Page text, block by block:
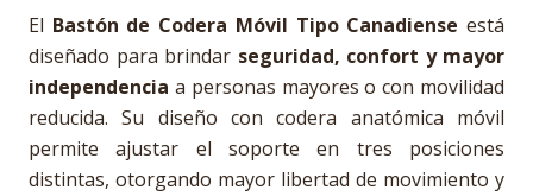
El Bastón de Codera Móvil Tipo Canadiense está
diseñado para brindar seguridad, confort y mayor
independencia a personas mayores o con movilidad
reducida. Su diseño con codera anatómica móvil
permite ajustar el soporte en tres posiciones
distintas, otorgando mayor libertad de movimiento y